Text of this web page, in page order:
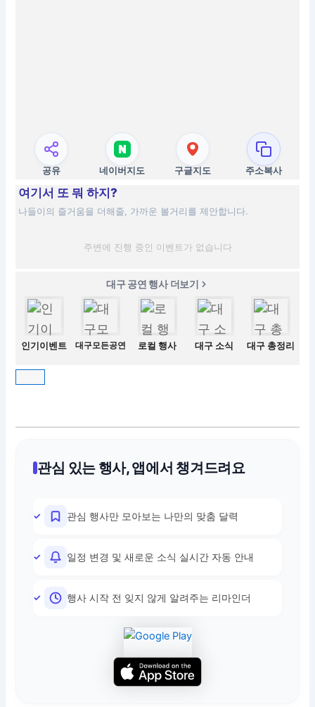
공유 네이버지도 구글지도 주소복사
여기서 또 뭐 하지?
나들이의 즐거움을 더해줄, 가까운 볼거리를 제안합니다.
주변에 진행 중인 이벤트가 없습니다
대구 공연 행사 더보기
인기이벤트 대구모든공연 로컬 행사 대구 소식 대구 총정리
관심 있는 행사, 앱에서 챙겨드려요
관심 행사만 모아보는 나만의 맞춤 달력
일정 변경 및 새로운 소식 실시간 자동 안내
행사 시작 전 잊지 않게 알려주는 리마인더